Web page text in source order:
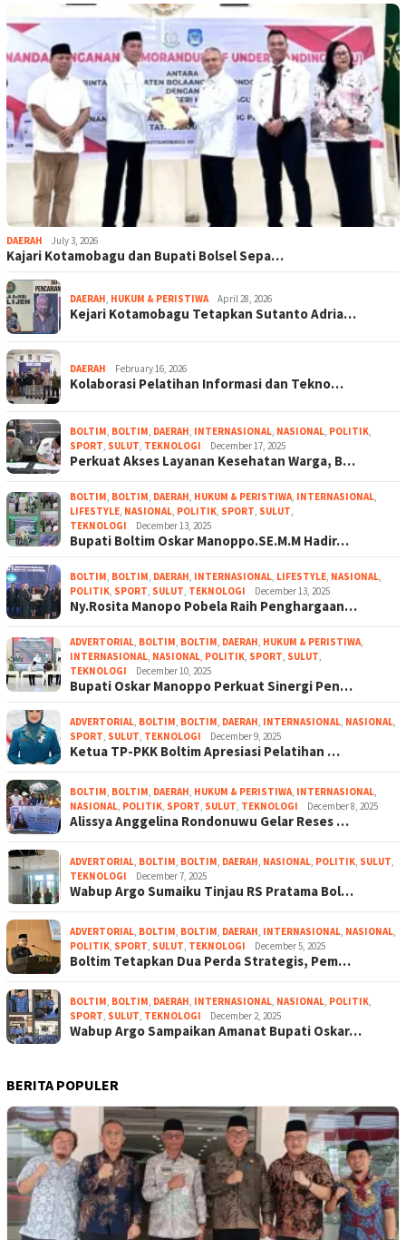
DAERAH July 3, 2026
Kajari Kotamobagu dan Bupati Bolsel Sepa…
DAERAH, HUKUM & PERISTIWA April 28, 2026
Kejari Kotamobagu Tetapkan Sutanto Adria…
DAERAH February 16, 2026
Kolaborasi Pelatihan Informasi dan Tekno…
BOLTIM, BOLTIM, DAERAH, INTERNASIONAL, NASIONAL, POLITIK,
SPORT, SULUT, TEKNOLOGI December 17, 2025
Perkuat Akses Layanan Kesehatan Warga, B…
BOLTIM, BOLTIM, DAERAH, HUKUM & PERISTIWA, INTERNASIONAL,
LIFESTYLE, NASIONAL, POLITIK, SPORT, SULUT,
TEKNOLOGI
December 13, 2025
Bupati Boltim Oskar Manoppo.SE.M.M Hadir…
BOLTIM, BOLTIM, DAERAH, INTERNASIONAL, LIFESTYLE, NASIONAL,
POLITIK, SPORT, SULUT, TEKNOLOGI December 13, 2025
Ny.Rosita Manopo Pobela Raih Penghargaan…
ADVERTORIAL, BOLTIM, BOLTIM, DAERAH, HUKUM & PERISTIWA,
INTERNASIONAL, NASIONAL, POLITIK, SPORT, SULUT,
TEKNOLOGI
December 10, 2025
Bupati Oskar Manoppo Perkuat Sinergi Pen…
ADVERTORIAL, BOLTIM, BOLTIM, DAERAH, INTERNASIONAL, NASIONAL,
SPORT, SULUT, TEKNOLOGI December 9, 2025
Ketua TP-PKK Boltim Apresiasi Pelatihan …
BOLTIM, BOLTIM, DAERAH, HUKUM & PERISTIWA, INTERNASIONAL,
NASIONAL, POLITIK, SPORT, SULUT, TEKNOLOGI December 8, 2025
Alissya Anggelina Rondonuwu Gelar Reses …
ADVERTORIAL, BOLTIM, BOLTIM, DAERAH, NASIONAL, POLITIK, SULUT,
TEKNOLOGI
December 7, 2025
Wabup Argo Sumaiku Tinjau RS Pratama Bol…
ADVERTORIAL, BOLTIM, BOLTIM, DAERAH, INTERNASIONAL, NASIONAL,
POLITIK, SPORT, SULUT, TEKNOLOGI December 5, 2025
Boltim Tetapkan Dua Perda Strategis, Pem…
BOLTIM, BOLTIM, DAERAH, INTERNASIONAL, NASIONAL, POLITIK,
SPORT, SULUT, TEKNOLOGI December 2, 2025
Wabup Argo Sampaikan Amanat Bupati Oskar…
BERITA POPULER